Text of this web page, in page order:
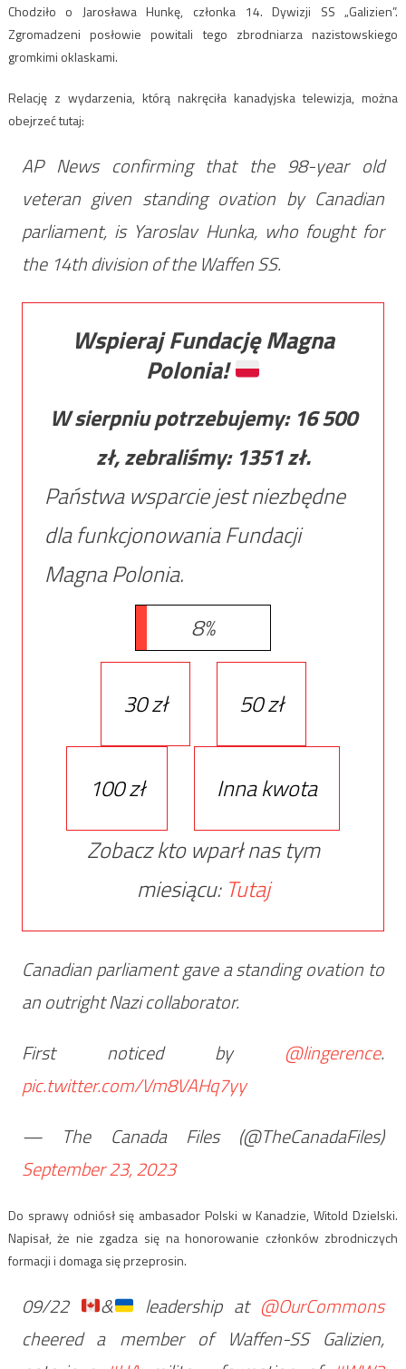
Chodziło o Jarosława Hunkę, członka 14. Dywizji SS „Galizien”.
Zgromadzeni posłowie powitali tego zbrodniarza nazistowskiego
gromkimi oklaskami.
Relację z wydarzenia, którą nakręciła kanadyjska telewizja, można
obejrzeć tutaj:
AP News confirming that the 98-year old
veteran given standing ovation by Canadian
parliament, is Yaroslav Hunka, who fought for
the 14th division of the Waffen SS.
Wspieraj Fundację Magna
Polonia!
W sierpniu potrzebujemy: 16 500
zł, zebraliśmy: 1351zł.
Państwa wsparcie jest niezbędne
dla funkcjonowania Fundacji
Magna Polonia.
8%
30 zł 50 zł
100 zł
Inna kwota
Zobacz kto wparł nas tym
miesiącu: Tutaj
Canadian parliament gave a standing ovation to
an outright Nazi collaborator.
First noticed by @lingerence.
pic.twitter.com/Vm8VAHq7yy
— The Canada Files (@TheCanadaFiles)
September 23, 2023
Do sprawy odniósł się ambasador Polski w Kanadzie, Witold Dzielski.
Napisał, że nie zgadza się na honorowanie członków zbrodniczych
formacji i domaga się przeprosin.
09/22 & leadership at @OurCommons
cheered a member of Waffen-SS Galizien,